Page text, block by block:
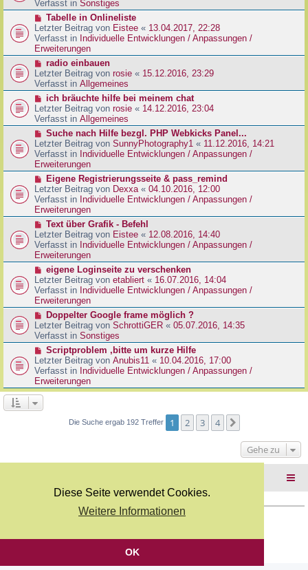
Diese Seite verwendet Cookies.
Weitere Informationen
OK
r
a
g
e
t
r
a
g
u
e
r
B
e
i
r
a
g
Verfasst in Sonstiges
N
e
u
e
r
B
e
i
r
a
g
Tabelle in Onlineliste
Letzter Beitrag von Eistee « 13.04.2017, 22:28
Verfasst in Individuelle Entwicklungen / Anpassungen /
Erweiterungen
N
e
u
e
r
B
e
t
r
a
g
radio einbauen
Letzter Beitrag von rosie « 15.12.2016, 23:29
Verfasst in Allgemeines
N
e
u
e
r
B
e
i
r
a
g
ich bräuchte hilfe bei meinem chat
Letzter Beitrag von rosie « 14.12.2016, 23:04
Verfasst in Allgemeines
N
e
u
e
r
B
e
i
t
a
g
Suche nach Hilfe bezgl. PHP Webkicks Panel...
Letzter Beitrag von SunnyPhotography1 « 11.12.2016, 14:21
Verfasst in Individuelle Entwicklungen / Anpassungen /
Erweiterungen
N
e
u
e
r
B
e
i
t
a
g
Eigene Registrierungsseite & pass_remind
Letzter Beitrag von Dexxa« 04.10.2016, 12:00
Verfasst in Individuelle Entwicklungen / Anpassungen /
Erweiterungen
N
e
u
e
r
B
e
i
t
a
g
Text über Grafik - Befehl
Letzter Beitrag von Eistee « 12.08.2016, 14:40
Verfasst in Individuelle Entwicklungen / Anpassungen /
Erweiterungen
N
e
u
e
r
B
e
i
r
a
g
eigene Loginseite zu verschenken
Letzter Beitrag von etabliert « 16.07.2016, 14:04
Verfasst in Individuelle Entwicklungen / Anpassungen /
Erweiterungen
N
e
u
e
r
B
e
i
t
r
Doppelter Google frame möglich ?
Letzter Beitrag von SchrottiGER « 05.07.2016, 14:35
Verfasst in Sonstiges
N
e
u
e
r
e
g
Scriptproblem ,bitte um kurze Hilfe
Letzter Beitrag von Anubis11 « 10.04.2016, 17:00
Verfasst in Individuelle Entwicklungen / Anpassungen /
Erweiterungen
Die Suche ergab 192 Treffer 1 2 3 4
Gehe zu
Deutsche Übersetzung durchphpBB.de